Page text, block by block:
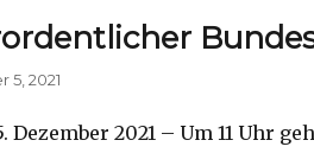
5, 2021
Dezember 2021 – Um 11 Uhr